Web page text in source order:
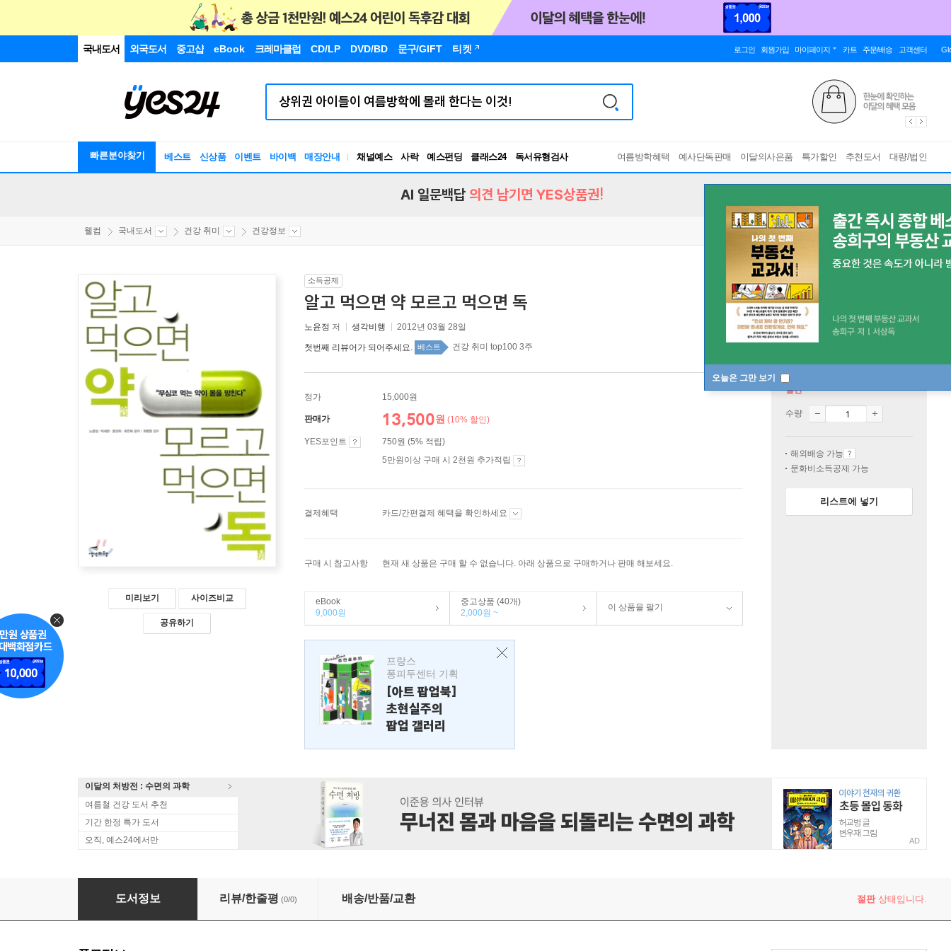
국내도서 외국도서 중고샵 eBook 크레마클럽 CD/LP DVD/BD 문구/GIFT 티켓 로그인 회원가입 마이페이지 카트 주문/배송 고객센터
빠른분야찾기 베스트 신상품 이벤트 바이백 매장안내 채널예스 사락 예스펀딩 클래스24
RBTI Lab
독서유형검사
여름방학혜택 예사단독판매 이달의사은품 특가할인 추천도서 대량/법인
오늘은 그만 보기
AI 일문백답 의견 남기면 YES상품권!
웰컴 국내도서 건강 취미 건강정보
미리보기 사이즈비교
공유하기
소득공제
알고 먹으면 약 모르고 먹으면 독
노윤정 저 생각비행 2012년 03월 28일
첫번째 리뷰어가 되어주세요. 베스트 건강 취미 top100 3주
정가 15,000원
판매가 13,500원 (10% 할인)
YES포인트
750원 (5% 적립)
5만원이상 구매 시 2천원 추가적립
결제혜택 카드/간편결제 혜택을 확인하세요
구매 시 참고사항 현재 새 상품은 구매 할 수 없습니다. 아래 상품으로 구매하거나 판매 해보세요.
eBook
9,000원
중고상품 (40개)
2,000원 ~
이 상품을 팔기
프랑스
퐁피두센터 기획
[아트 팝업북]
초현실주의
팝업 갤러리
절판
수량
해외배송 가능
문화비소득공제 가능
리스트에 넣기
이달의 처방전 : 수면의 과학
여름철 건강 도서 추천
기간 한정 특가 도서
오직, 예스24에서만
AD
알고 먹으면 약 모르고 먹으면 독
도서정보 리뷰/한줄평 (0/0) 배송/반품/교환 절판상태입니다.